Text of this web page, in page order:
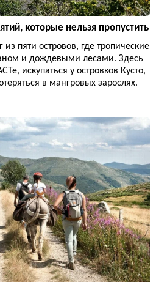
которые нельзя пропустить
пяти островов, где тропические
и дождевыми лесами. Здесь
искупаться у островков Кусто,
в мангровых зарослях.